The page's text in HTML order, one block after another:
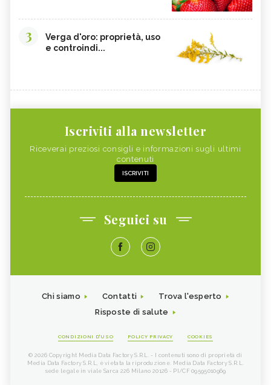
3
Verga d'oro: proprietà, uso
e controindi...
Iscriviti alla newsletter
Riceverai preziosi consigli e informazioni sugli ultimi
contenuti
ISCRIVITI
Seguici su
Chi siamo Contatti
Trova l'esperto
Risposte di salute
CONDIZIONI D'USO POLICY PRIVACY COOKIES
© 2026 Copyright Media Data Factory S.R.L. - I contenuti sono di proprietà di
Media Data Factory S.R.L, è vietata la riproduzione. Media Data Factory S.R.L.
sede legale in viale Sarca 226 Milano 20126 - PI/CF 09595010969